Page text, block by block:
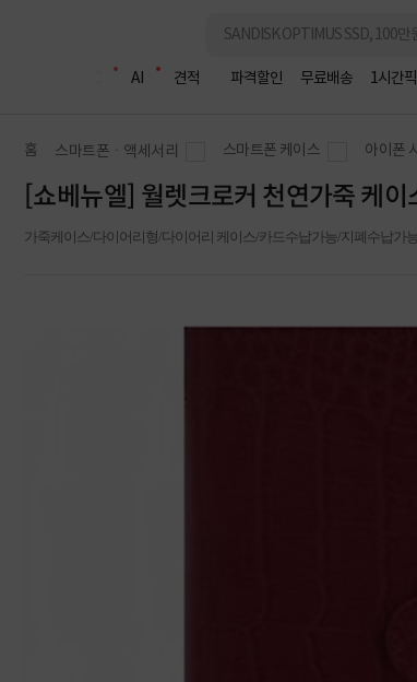
AI 견적 파격할인 무료배송 1시간
홈 스마트폰ㆍ액세서리 스마트폰 케이스 아이폰
[쇼베뉴엘] 월렛크로커 천연가죽 케이
가죽케이스/다이어리형/다이어리 케이스/카드수납가능/지폐수납가